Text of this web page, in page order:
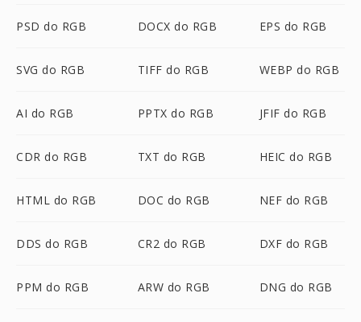
PSD do RGB DOCX do RGB EPS do RGB
SVG do RGB TIFF do RGB WEBP do RGB
AI do RGB PPTX do RGB JFIF do RGB
CDR do RGB TXT do RGB HEIC do RGB
HTML do RGB DOC do RGB NEF do RGB
DDS do RGB CR2 do RGB DXF do RGB
PPM do RGB ARW do RGB DNG do RGB